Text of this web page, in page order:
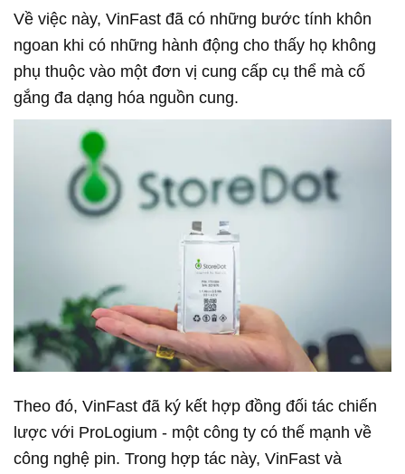
Về việc này, VinFast đã có những bước tính khôn
ngoan khi có những hành động cho thấy họ không
phụ thuộc vào một đơn vị cung cấp cụ thể mà cố
gắng đa dạng hóa nguồn cung.
Theo đó, VinFast đã ký kết hợp đồng đối tác chiến
lược với ProLogium - một công ty có thế mạnh về
công nghệ pin. Trong hợp tác này, VinFast và